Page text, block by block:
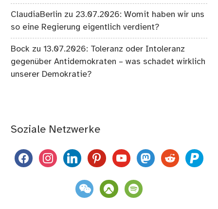
ClaudiaBerlin zu 23.07.2026: Womit haben wir uns
so eine Regierung eigentlich verdient?
Bock zu13.07.2026: Toleranz oder Intoleranz
gegenüber Antidemokraten – was schadet wirklich
unserer Demokratie?
Soziale Netzwerke
facebookinstagramlinkedinpinterestyoutubemastodon
reddit paypal
weixin komootspotify